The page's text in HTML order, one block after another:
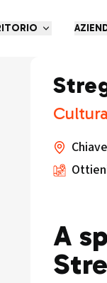
Cultura
A